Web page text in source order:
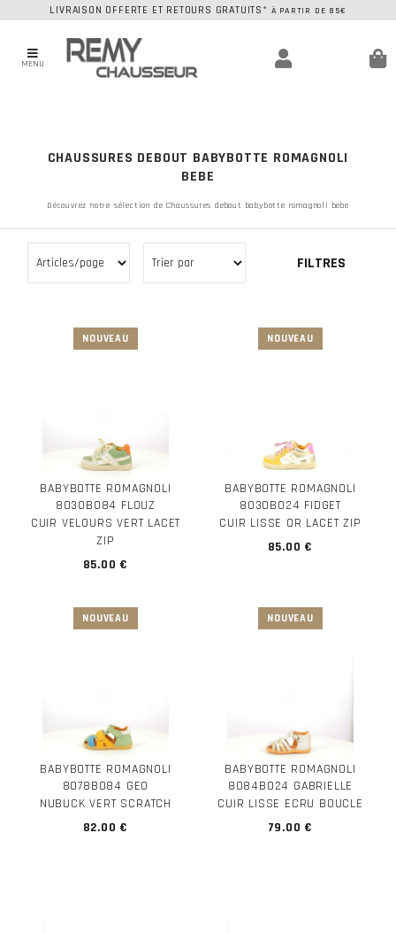
LIVRAISON OFFERTE ET RETOURS GRATUITS* À PARTIR DE 85€
MENU
CHAUSSURES DEBOUT BABYBOTTE ROMAGNOLI
BEBE
Découvrez notre sélection de Chaussures debout babybotte romagnoli bebe
FILTRES
BABYBOTTE ROMAGNOLI
8030B084 FLOUZ
CUIR VELOURS VERT LACET
ZIP
85.00 €
BABYBOTTE ROMAGNOLI
8030B024 FIDGET
CUIR LISSE OR LACET ZIP
85.00 €
BABYBOTTE ROMAGNOLI
8078B084 GEO
NUBUCK VERT SCRATCH
82.00 €
BABYBOTTE ROMAGNOLI
8084B024 GABRIELLE
CUIR LISSE ECRU BOUCLE
79.00 €